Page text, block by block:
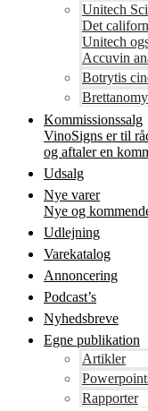
Unitech
Det
Unitech
Accuvin
Botrytis
Kommissionssalg
VinoSigns er til
og aftaler en
Udsalg
Nye varer
Nye og
Udlejning
Varekatalog
Annoncering
Podcast’s
Nyhedsbreve
Egne publikation
Artikler
Rapporter